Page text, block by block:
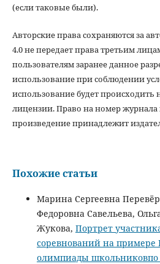
(если таковые были).
Авторские права сохраняются за
4.0 не передает права третьим
пользователям заранее данное
использование при соблюдении
использование будет происходить
лицензии. Право на номер журнала
произведение принадлежит
Похожие статьи
Марина Сергеевна
Федоровна Савельева,
Жукова, Портрет
соревнований на примере
олимпиады школьниковпо